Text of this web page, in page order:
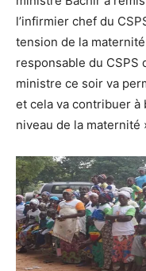
l’infirmier chef du
tension de la
responsable du CSPS
ministre ce soir va
et cela va contribuer à
niveau de la maternité